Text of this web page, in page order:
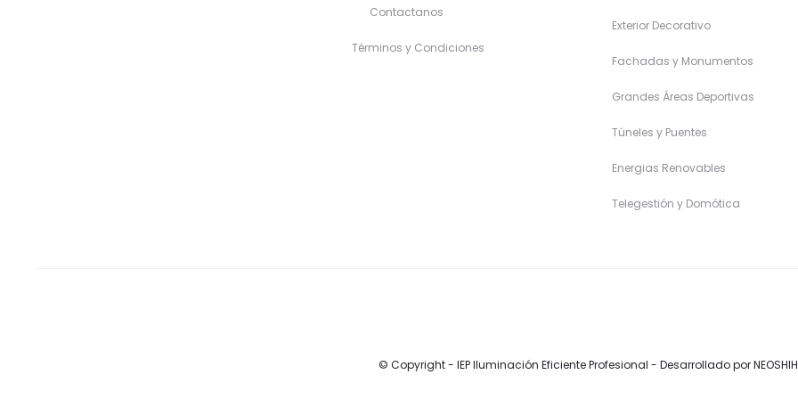
Contactanos
Términos y Condiciones
Exterior Decorativo
Fachadas y Monumentos
Grandes Áreas Deportivas
Túneles y Puentes
Energias Renovables
Telegestión y Domótica
© Copyright - IEP Iluminación Eficiente Profesional - Desarrollado por